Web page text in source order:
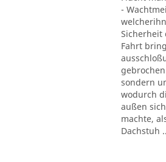
-
Sicherheit
Fahrt
sondern
wodurch
außen
machte,
Dachstuh